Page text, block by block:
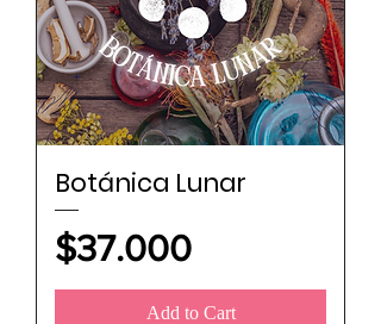
Botánica Lunar
Price
$37.000
Add to Cart